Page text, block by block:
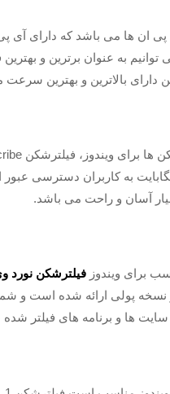
پی ان ها می باشد که دارای آی
به عنوان برترین و
دارای بالاترین و بهترین
های مختلف دارد و معمولا 2 گیگابایت به
آسان و راحت می باشد.
برای ویندوز فیلترشکن نورد
نسخه پولی ارائه شده است و
ها و برنامه های فیلتر شده